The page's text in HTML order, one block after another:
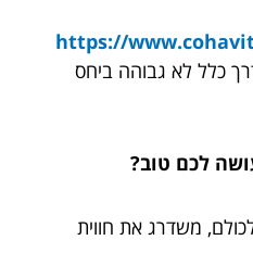
https://
כלל לא גבוהה ביחס
לכם טוב?
משדרג את חווית